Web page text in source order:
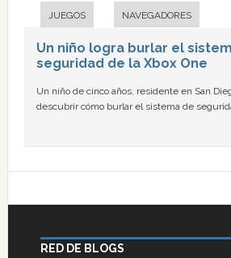
JUEGOS NAVEGADORES
Un niño logra burlar el
seguridad de la Xbox One
Un niño de cinco años, residente en San
descubrir cómo burlar el sistema de
RED DE BLOGS